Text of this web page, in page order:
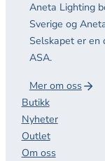
Aneta Lighting
Sverige og
Selskapet er en
ASA.
Mer om oss
Butikk
Nyheter
Outlet
Om oss